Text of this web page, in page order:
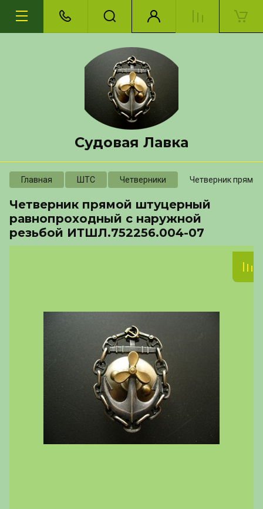
Судовая Лавка
Главная ШТС Четверники Четверник
Четверник прямой штуцерный
равнопроходный с наружной
резьбой ИТШЛ.752256.004-07